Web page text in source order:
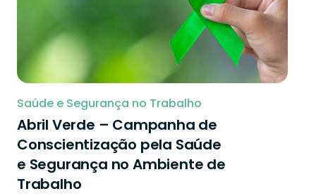
Saúde e Segurança no Trabalho
Abril Verde – Campanha de
Conscientização pela Saúde
e Segurança no Ambiente de
Trabalho